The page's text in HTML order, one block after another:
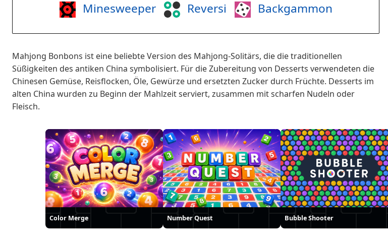
Minesweeper Reversi Backgammon
Mahjong Bonbons ist eine beliebte Version des Mahjong-Solitärs, die die traditionellen
Süßigkeiten des antiken China symbolisiert. Für die Zubereitung von Desserts verwendeten die
Chinesen Gemüse, Reisflocken, Öle, Gewürze und ersetzten Zucker durch Früchte. Desserts im
alten China wurden zu Beginn der Mahlzeit serviert, zusammen mit scharfen Nudeln oder
Fleisch.
Color Merge Number Quest Bubble Shooter